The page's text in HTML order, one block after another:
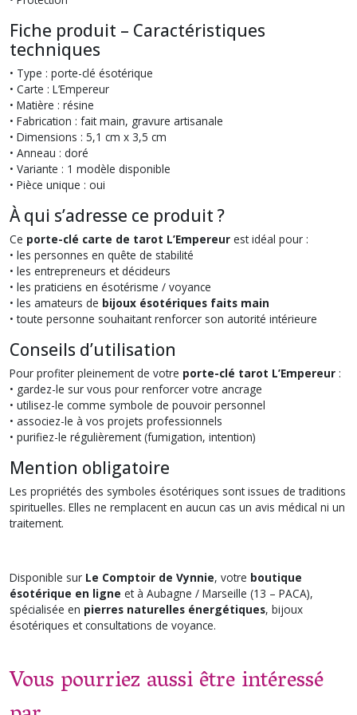
Fiche produit – Caractéristiques
techniques
• Type : porte-clé ésotérique
• Carte : L’Empereur
• Matière : résine
• Fabrication : fait main, gravure artisanale
• Dimensions : 5,1 cm x 3,5 cm
• Anneau : doré
• Variante : 1 modèle disponible
• Pièce unique : oui
À qui s’adresse ce produit ?
Ce porte-clé carte de tarot L’Empereur est idéal pour :
• les personnes en quête de stabilité
• les entrepreneurs et décideurs
• les praticiens en ésotérisme / voyance
• les amateurs de bijoux ésotériques faits main
• toute personne souhaitant renforcer son autorité intérieure
Conseils d’utilisation
Pour profiter pleinement de votre porte-clé tarot L’Empereur :
• gardez-le sur vous pour renforcer votre ancrage
• utilisez-le comme symbole de pouvoir personnel
• associez-le à vos projets professionnels
• purifiez-le régulièrement (fumigation, intention)
Mention obligatoire
Les propriétés des symboles ésotériques sont issues de traditions
spirituelles. Elles ne remplacent en aucun cas un avis médical ni un
traitement.
Disponible sur Le Comptoir de Vynnie, votre boutique
ésotérique en ligne et à Aubagne / Marseille (13 – PACA),
spécialisée en pierres naturelles énergétiques, bijoux
ésotériques et consultations de voyance.
Vous pourriez aussi être intéressé